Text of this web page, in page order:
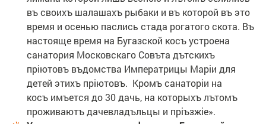
въ своихъ шалашахъ рыбаки и въ которой въ это
время и осенью паслись стада рогатого скота. Въ
настояще время на Бугазской косъ устроена
санатория Московскаго Совъта дътскихъ
пріютовъ въдомства Императрицы Маріи для
детей этихъ пріютовъ. Кромъ санаторіи на
косъ имъется до 30 дачь, на которыхъ лътомъ
проживаютъ дачевладъльцы и пріъзжіе».